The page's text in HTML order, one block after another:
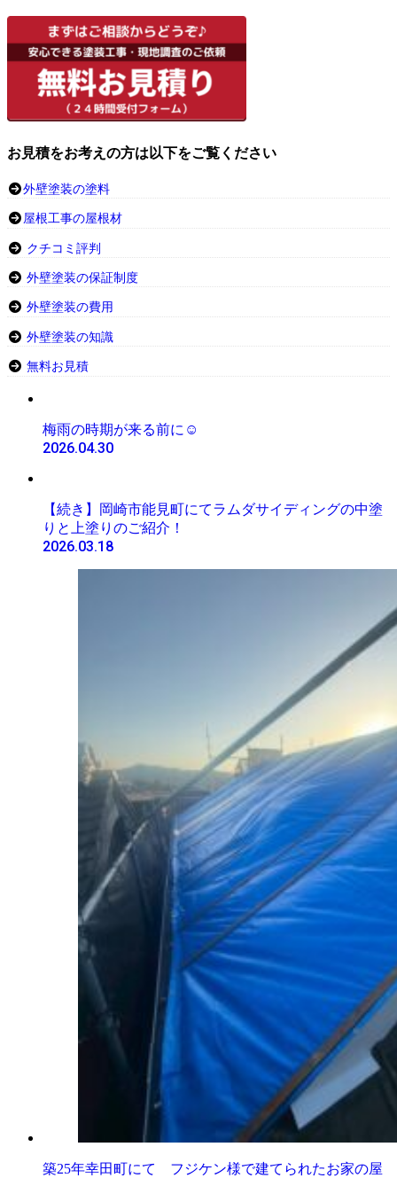
お見積をお考えの方は以下をご覧ください
外壁塗装の塗料
屋根工事の屋根材
クチコミ評判
外壁塗装の保証制度
外壁塗装の費用
外壁塗装の知識
無料お見積
梅雨の時期が来る前に☺️
2026.04.30
【続き】岡崎市能見町にてラムダサイディングの中塗
りと上塗りのご紹介！
2026.03.18
築25年幸田町にて フジケン様で建てられたお家の屋